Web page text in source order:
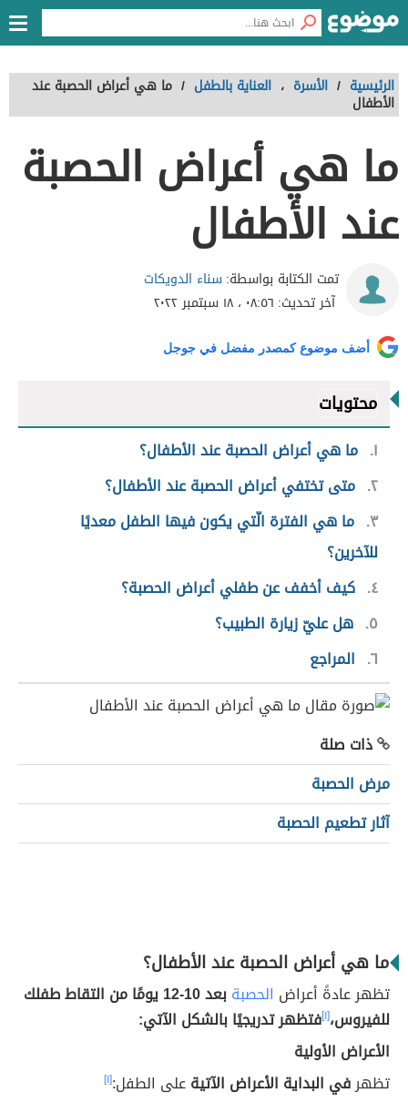
الرئيسية / الأسرة ، العناية بالطفل / ما هي أعراض الحصبة عند
الأطفال
ما هي أعراض الحصبة
عند الأطفال
تمت الكتابة بواسطة:سناء الدويكات
آخر تحديث: ٠٨:٥٦ ، ١٨ سبتمبر ٢٠٢٢
أضف موضوع كمصدر مفضل في جوجل
محتويات
١ ما هي أعراض الحصبة عند الأطفال؟
٢ متى تختفي أعراض الحصبة عند الأطفال؟
٣ ما هي الفترة الّتي يكون فيها الطفل معديًا
للآخرين؟
٤ كيف أخفف عن طفلي أعراض الحصبة؟
٥ هل عليّ زيارة الطبيب؟
٦ المراجع
ذات صلة
مرض الحصبة
آثار تطعيم الحصبة
ما هي أعراض الحصبة عند الأطفال؟
تظهر عادةً أعراض الحصبة
بعد 10-12 يومًا من التقاط طفلك
للفيروس،[١] فتظهر تدريجيًا بالشكل الآتي:
الأعراض الأولية
تظهرفي البداية الأعراض الآتيةعلى الطفل:[١]